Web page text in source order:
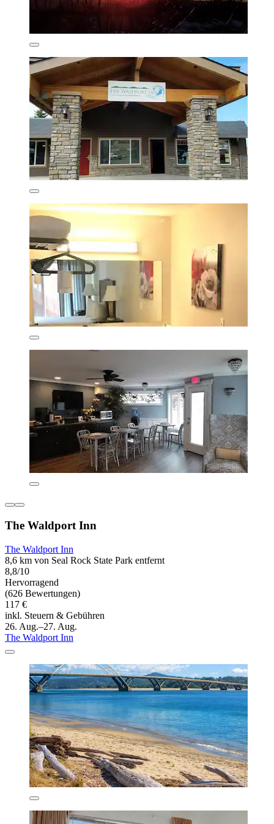
The Waldport Inn
The Waldport Inn
8,6 km von Seal Rock State Park entfernt
8,8/10
Hervorragend
(626 Bewertungen)
117 €
inkl. Steuern & Gebühren
26. Aug.–27. Aug.
The Waldport Inn